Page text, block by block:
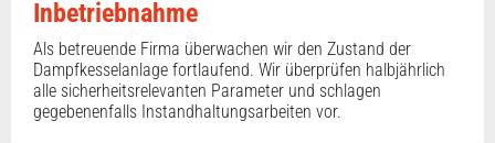
Inbetriebnahme
Als betreuende Firma überwachen wir den Zustand der
Dampfkesselanlage fortlaufend. Wir überprüfen halbjährlich
alle sicherheitsrelevanten Parameter und schlagen
gegebenenfalls Instandhaltungsarbeiten vor.